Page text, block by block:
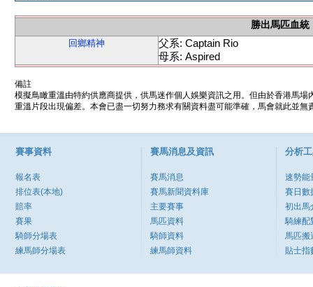
勝出馬匹血統
回鄉精神
父系: Captain Rio
母系: Aspired
備註
模擬鳥瞰重溫由特約供應商提供，供馬迷作個人娛樂資訊之用。但由於香港馬
重溫片段出現偏差。本會已盡一切努力務求有關資料盡可能準確，馬會就此並
賽事資料
報名表
排位表(本地)
賠率
賽果
騎師分場表
練馬師分場表
賽馬消息及資訊
賽馬消息
賽馬新聞資料庫
主要賽事
馬匹資料
騎師資料
練馬師資料
分析
速勢能
賽日數
初出馬
騎練配
馬匹搬
貼士指